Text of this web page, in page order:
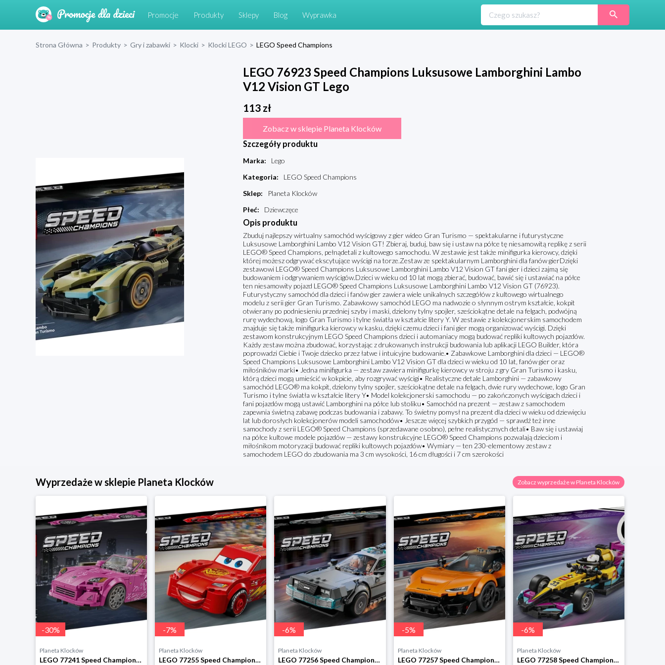
Promocje Produkty Sklepy Blog Wyprawka
Strona Główna > Produkty > Gry i zabawki > Klocki > Klocki LEGO > LEGO Speed Champions
LEGO 76923 Speed Champions Luksusowe Lamborghini Lambo
V12 Vision GT Lego
113zł
Zobacz w sklepie Planeta Klocków
Szczegóły produktu
Marka:
Lego
Kategoria:
LEGO Speed Champions
Sklep:
Planeta Klocków
Płeć: Dziewczęce
Opis produktu
Zbuduj najlepszy wirtualny samochód wyścigowy z gier wideo Gran Turismo — spektakularne i futurystyczne
Luksusowe Lamborghini Lambo V12 Vision GT! Zbieraj, buduj, baw się i ustaw na półce tę niesamowitą replikę z serii
LEGO® Speed Champions, pełnądetali z kultowego samochodu. W zestawie jest także minifigurka kierowcy, dzięki
której możesz odgrywać ekscytujące wyścigi na torze.Zestaw ze spektakularnym Lamborghini dla fanów gierDzięki
zestawowi LEGO® Speed Champions Luksusowe Lamborghini Lambo V12 Vision GT fani gier i dzieci zajmą się
budowaniem i odgrywaniem wyścigów.Dzieci w wieku od 10 lat mogą zbierać, budować, bawić się i ustawiać na półce
ten niesamowity pojazd LEGO® Speed Champions Luksusowe Lamborghini Lambo V12 Vision GT (76923).
Futurystyczny samochód dla dzieci i fanów gier zawiera wiele unikalnych szczegółów z kultowego wirtualnego
modelu z serii gier Gran Turismo. Zabawkowy samochód LEGO ma nadwozie o słynnym ostrym kształcie, kokpit
otwierany po podniesieniu przedniej szyby i maski, dzielony tylny spojler, sześciokątne detale na felgach, podwójną
rurę wydechową, logo Gran Turismo i tylne światła w kształcie litery Y. W zestawie z kolekcjonerskim samochodem
znajduje się także minifigurka kierowcy w kasku, dzięki czemu dzieci i fani gier mogą organizować wyścigi. Dzięki
zestawom konstrukcyjnym LEGO Speed Champions dzieci i automaniacy mogą budować repliki kultowych pojazdów.
Każdy zestaw można zbudować, korzystając z drukowanych instrukcji budowania lub aplikacji LEGO Builder, która
poprowadzi Ciebie i Twoje dziecko przez łatwe i intuicyjne budowanie.• Zabawkowe Lamborghini dla dzieci — LEGO®
Speed Champions Luksusowe Lamborghini Lambo V12 Vision GT dla dzieci w wieku od 10 lat, fanów gier oraz
miłośników marki• Jedna minifigurka — zestaw zawiera minifigurkę kierowcy w stroju z gry Gran Turismo i kasku,
którą dzieci mogą umieścić w kokpicie, aby rozgrywać wyścigi• Realistyczne detale Lamborghini — zabawkowy
samochód LEGO® ma kokpit, dzielony tylny spojler, sześciokątne detale na felgach, dwie rury wydechowe, logo Gran
Turismo i tylne światła w kształcie litery Y• Model kolekcjonerski samochodu — po zakończonych wyścigach dzieci i
fani pojazdów mogą ustawić Lamborghini na półce lub stoliku• Samochód na prezent — zestaw z samochodem
zapewnia świetną zabawę podczas budowania i zabawy. To świetny pomysł na prezent dla dzieci w wieku od dziewięciu
lat lub dorosłych kolekcjonerów modeli samochodów• Jeszcze więcej szybkich przygód — sprawdź też inne
samochody z serii LEGO® Speed Champions (sprzedawane osobno), pełne realistycznych detali• Baw się i ustawiaj
na półce kultowe modele pojazdów — zestawy konstrukcyjne LEGO® Speed Champions pozwalają dzieciom i
miłośnikom motoryzacji budować repliki kultowych pojazdów• Wymiary — ten 230-elementowy zestaw z
samochodem LEGO do zbudowania ma 3 cm wysokości, 16 cm długości i 7 cm szerokości
Wyprzedaże w sklepie Planeta Klocków Zobacz wyprzedaże w Planeta Klocków
-30%
Planeta Klocków
LEGO 77241 Speed Champions Honda S2000 z filmu Za Lego
-7%
Planeta Klocków
LEGO 77255 Speed Champions Zygzak McQueen Lego
-6%
Planeta Klocków
LEGO 77256 Speed Champions Wehikuł czasu z Powrotu do przyszłości Lego
-5%
Planeta Klocków
LEGO 77257 Speed Champions McLaren W1 Lego
-6%
Planeta Klocków
LEGO 77258 Speed Champions Bolid F1 Academy LEGO Lego